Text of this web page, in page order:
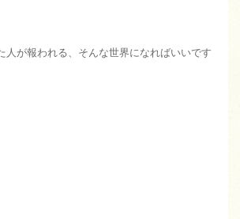
人が報われる、そんな世界になればいいです